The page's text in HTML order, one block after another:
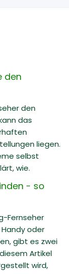
den
den
das
liegen.
selbst
wie.
- so
Fernseher
oder
gibt es zwei
Artikel
wird,